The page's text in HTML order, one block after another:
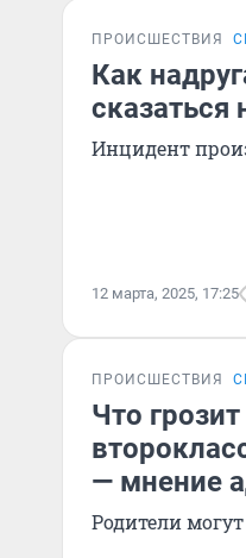
ПРОИСШЕСТВИЯ
Как
сказаться
Инцидент
12 марта, 2025, 17:25
ПРОИСШЕСТВИЯ
Что
— мнение
Родители